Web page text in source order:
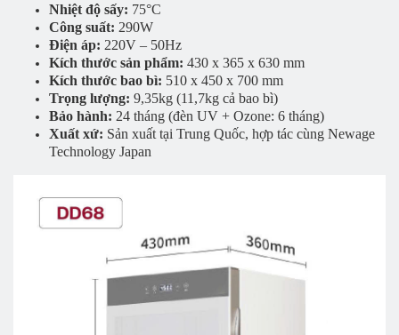
Nhiệt độ sấy: 75°C
Công suất: 290W
Điện áp: 220V – 50Hz
Kích thước sản phẩm: 430 x 365 x 630 mm
Kích thước bao bì: 510 x 450 x 700 mm
Trọng lượng: 9,35kg (11,7kg cả bao bì)
Bảo hành: 24 tháng (đèn UV + Ozone: 6 tháng)
Xuất xứ: Sản xuất tại Trung Quốc, hợp tác cùng Newage
Technology Japan